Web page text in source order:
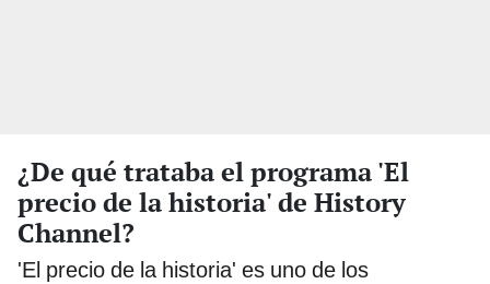
¿De qué trataba el programa 'El
precio de la historia' de History
Channel?
'El precio de la historia' es uno de los